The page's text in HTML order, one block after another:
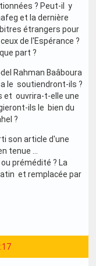
? Peut-il y
et la dernière
étrangers pour
de l'Espérance ?
part ?
Rahman Baâboura
le soutiendront-ils ?
et ouvrira-t-elle une
ils le bien du
?
son article d'une
tenue …
prémédité ? La
et remplacée par